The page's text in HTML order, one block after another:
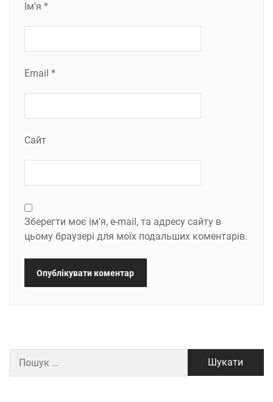
Ім'я *
Email *
Сайт
Зберегти моє ім'я, e-mail, та адресу сайту в
цьому браузері для моїх подальших коментарів.